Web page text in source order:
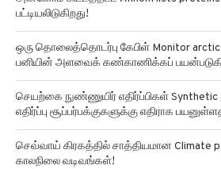
பட்டியலிடுகிறது!
ஒரு தொலைத்தொடர்பு கேபிள் Monitor
பனியின் அளவைக் கண்காணிக்கப்
செயற்கை நுண்ணுயிர் எதிர்ப்பிகள் Synthetic
எதிர்ப்பு சூப்பர்பக்குகளுக்கு எதிராக
செவ்வாய் கிரகத்தில் சாத்தியமான Climate
காலநிலை வடிவங்கள்!